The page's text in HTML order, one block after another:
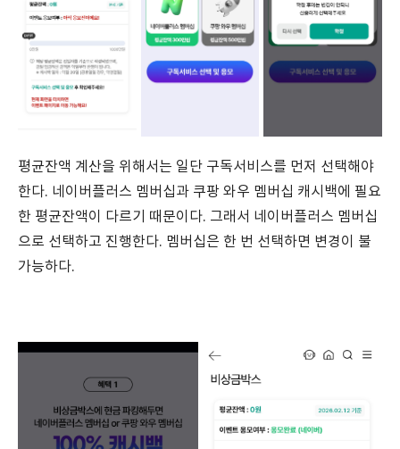
평균잔액 계산을 위해서는 일단 구독서비스를 먼저 선택해야
한다. 네이버플러스 멤버십과 쿠팡 와우 멤버십 캐시백에 필요
한 평균잔액이 다르기 때문이다. 그래서 네이버플러스 멤버십
으로 선택하고 진행한다. 멤버십은 한 번 선택하면 변경이 불
가능하다.